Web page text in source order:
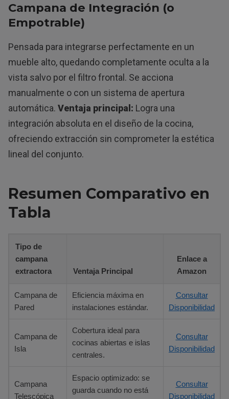
Campana de Integración (o
Empotrable)
Pensada para integrarse perfectamente en un
mueble alto, quedando completamente oculta a la
vista salvo por el filtro frontal. Se acciona
manualmente o con un sistema de apertura
automática. Ventaja principal: Logra una
integración absoluta en el diseño de la cocina,
ofreciendo extracción sin comprometer la estética
lineal del conjunto.
Resumen Comparativo en
Tabla
Tipo de
campana
extractora
Ventaja Principal
Enlace a
Amazon
Campana de
Pared
Eficiencia máxima en
instalaciones estándar.
Consultar
Disponibilidad
Campana de
Isla
Cobertura ideal para
cocinas abiertas e islas
centrales.
Consultar
Disponibilidad
Campana
Telescópica
Espacio optimizado: se
guarda cuando no está
Consultar
Disponibilidad